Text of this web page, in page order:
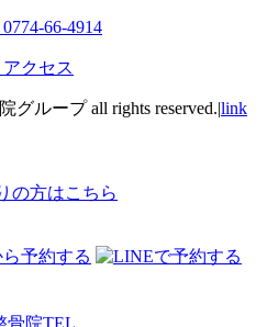
ループ all rights reserved.|link